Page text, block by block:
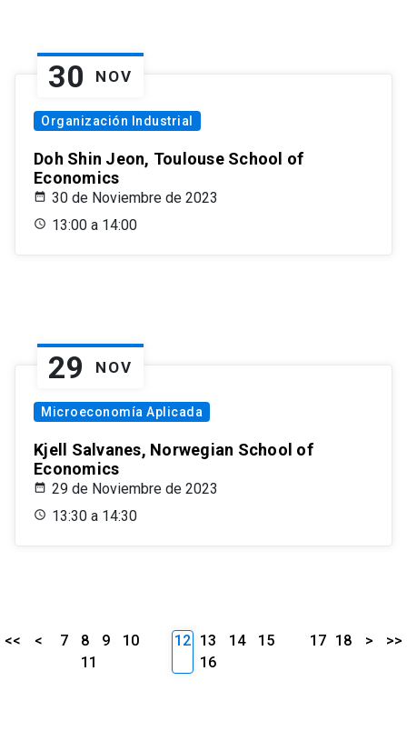
30 NOV
Organización Industrial
Doh Shin Jeon, Toulouse School of
Economics
30 de Noviembre de 2023
13:00 a 14:00
29 NOV
Microeconomía Aplicada
Kjell Salvanes, Norwegian School of
Economics
29 de Noviembre de 2023
13:30 a 14:30
<< < 7 8 9
10
11
12 13 14
15
16
17 18 > >>